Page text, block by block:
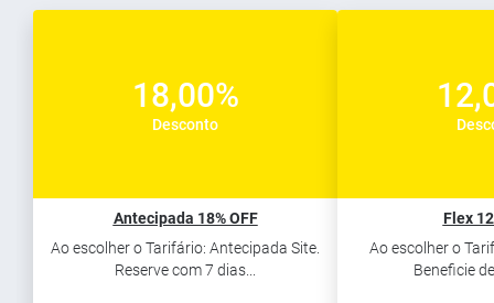
18,00%
Desconto
Antecipada 18% OFF
Ao escolher o Tarifário: Antecipada Site.
Reserve com 7 dias...
Flex
Ao escolher o
Beneficie